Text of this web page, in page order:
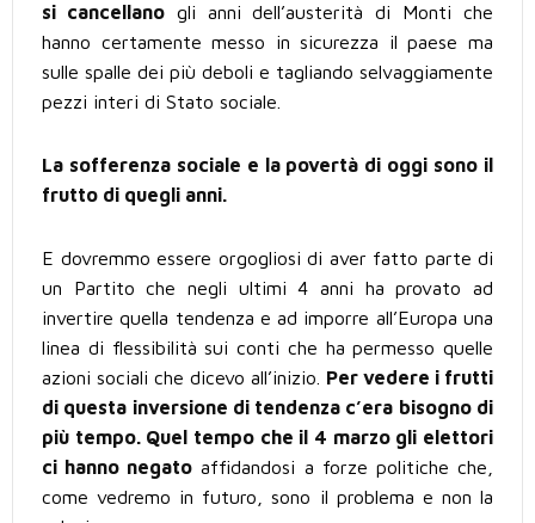
si cancellanogli anni dell’austerità di Monti che
hanno certamente messo in sicurezza il paese ma
sulle spalle dei più deboli e tagliando selvaggiamente
pezzi interi di Stato sociale.
La sofferenza sociale e la povertà di oggi sono il
frutto di quegli anni.
E dovremmo essere orgogliosi di aver fatto parte di
un Partito che negli ultimi 4 anni ha provato ad
invertire quella tendenza e ad imporre all’Europa una
linea di flessibilità sui conti che ha permesso quelle
azioni sociali che dicevo all’inizio. Per vedere i frutti
di questa inversione di tendenza c’era bisogno di
più tempo. Quel tempo che il 4 marzo gli elettori
ci hanno negato affidandosi a forze politiche che,
come vedremo in futuro, sono il problema e non la